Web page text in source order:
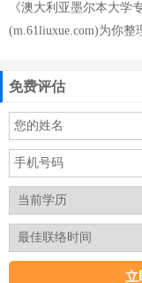
《澳大利亚墨尔本大学
(m.61liuxue.com)为你整
免费评估